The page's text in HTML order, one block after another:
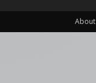
About